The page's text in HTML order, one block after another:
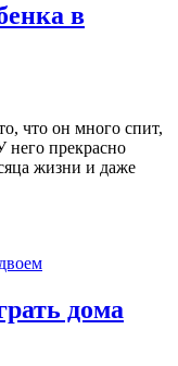
в
что он много спит,
него прекрасно
жизни и даже
дома